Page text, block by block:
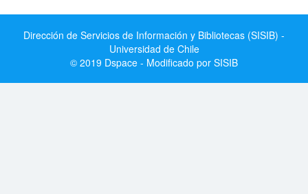
Dirección de Servicios de Información y Bibliotecas (SISIB) -
Universidad de Chile
© 2019 Dspace - Modificado por SISIB